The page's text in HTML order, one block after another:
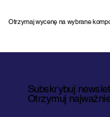
Otrzymaj wycenę na wybrane
Subskrybuj
Otrzymuj